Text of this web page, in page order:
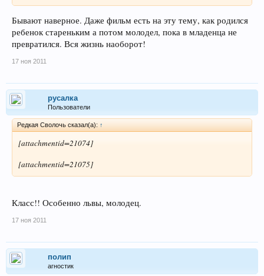
Бывают наверное. Даже фильм есть на эту тему, как родился
ребенок стареньким а потом молодел, пока в младенца не
превратился. Вся жизнь наоборот!
17 ноя 2011
русалка
Пользователи
Редкая Сволочь сказал(а): ↑
[attachmentid=21074]
[attachmentid=21075]
Класс!! Особенно львы, молодец.
17 ноя 2011
полип
агностик